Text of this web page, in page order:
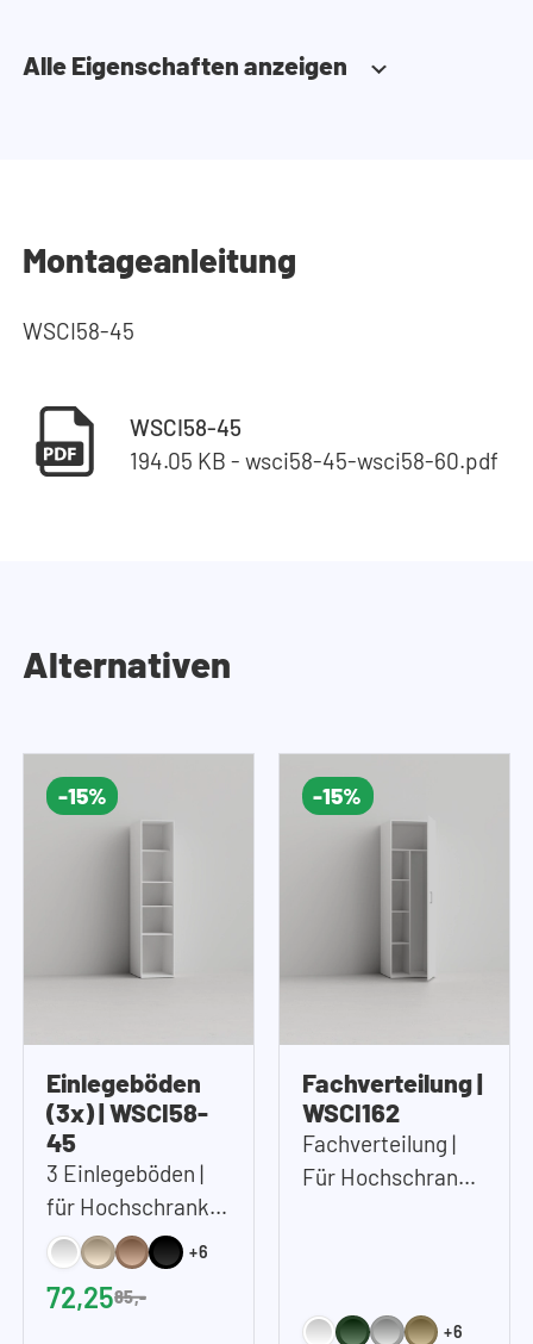
Alle Eigenschaften anzeigen
Montageanleitung
WSCI58-45
WSCI58-45
194.05 KB - wsci58-45-wsci58-60.pdf
Alternativen
-15%
Einlegeböden
(3x) | WSCI58-
45
3 Einlegeböden |
für Hochschrank
45 cm (B)
+6
72,2585,-
-15%
Fachverteilung |
WSCI162
Fachverteilung |
Für Hochschrank
+6